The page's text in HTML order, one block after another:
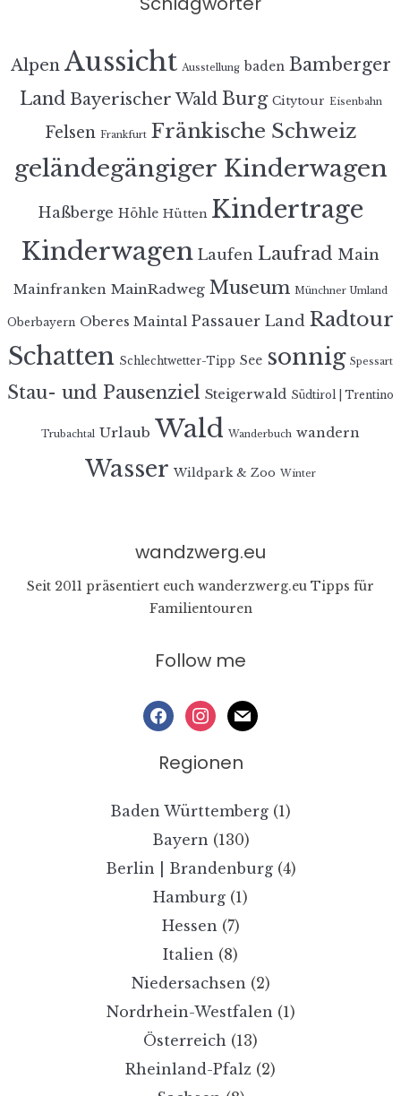
Alpen Aussicht Ausstellung baden Bamberger
Land Bayerischer Wald Burg Citytour Eisenbahn
Felsen Frankfurt Fränkische Schweiz
geländegängiger Kinderwagen
Haßberge Höhle Hütten Kindertrage
Kinderwagen Laufen Laufrad Main
Mainfranken MainRadweg Museum Münchner Umland
Oberbayern Oberes Maintal Passauer Land Radtour
Schatten Schlechtwetter-Tipp See sonnig Spessart
Stau- und Pausenziel Steigerwald Südtirol | Trentino
Trubachtal Urlaub Wald Wanderbuch wandern
Wasser Wildpark & Zoo Winter
wandzwerg.eu
Seit 2011 präsentiert euch wanderzwerg.eu Tipps für
Familientouren
Follow me
facebookinstagram
mail
Regionen
Baden Württemberg (1)
Bayern (130)
Berlin | Brandenburg(4)
Hamburg (1)
Hessen (7)
Italien (8)
Niedersachsen (2)
Nordrhein-Westfalen (1)
Österreich (13)
Rheinland-Pfalz (2)